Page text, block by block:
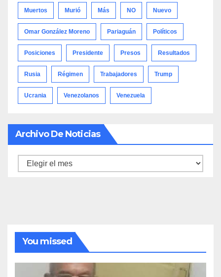
Muertos Murió Más NO Nuevo
Omar González Moreno Pariaguán Políticos
Posiciones Presidente Presos Resultados
Rusia Régimen Trabajadores Trump
Ucrania Venezolanos Venezuela
Archivo De Noticias
Archivo
You missed